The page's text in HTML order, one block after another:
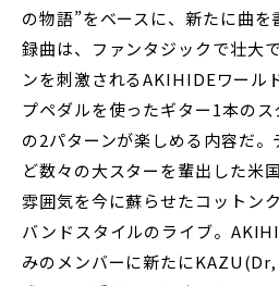
の物語”をベースに、新たに曲
録曲は、ファンタジックで壮大
ンを刺激されるAKIHIDEワール
プペダルを使ったギター1本の
の2パターンが楽しめる内容だ
ど数々の大スターを輩出した米
雰囲気を今に蘇らせたコットン
バンドスタイルのライブ。
みのメンバーに新たに